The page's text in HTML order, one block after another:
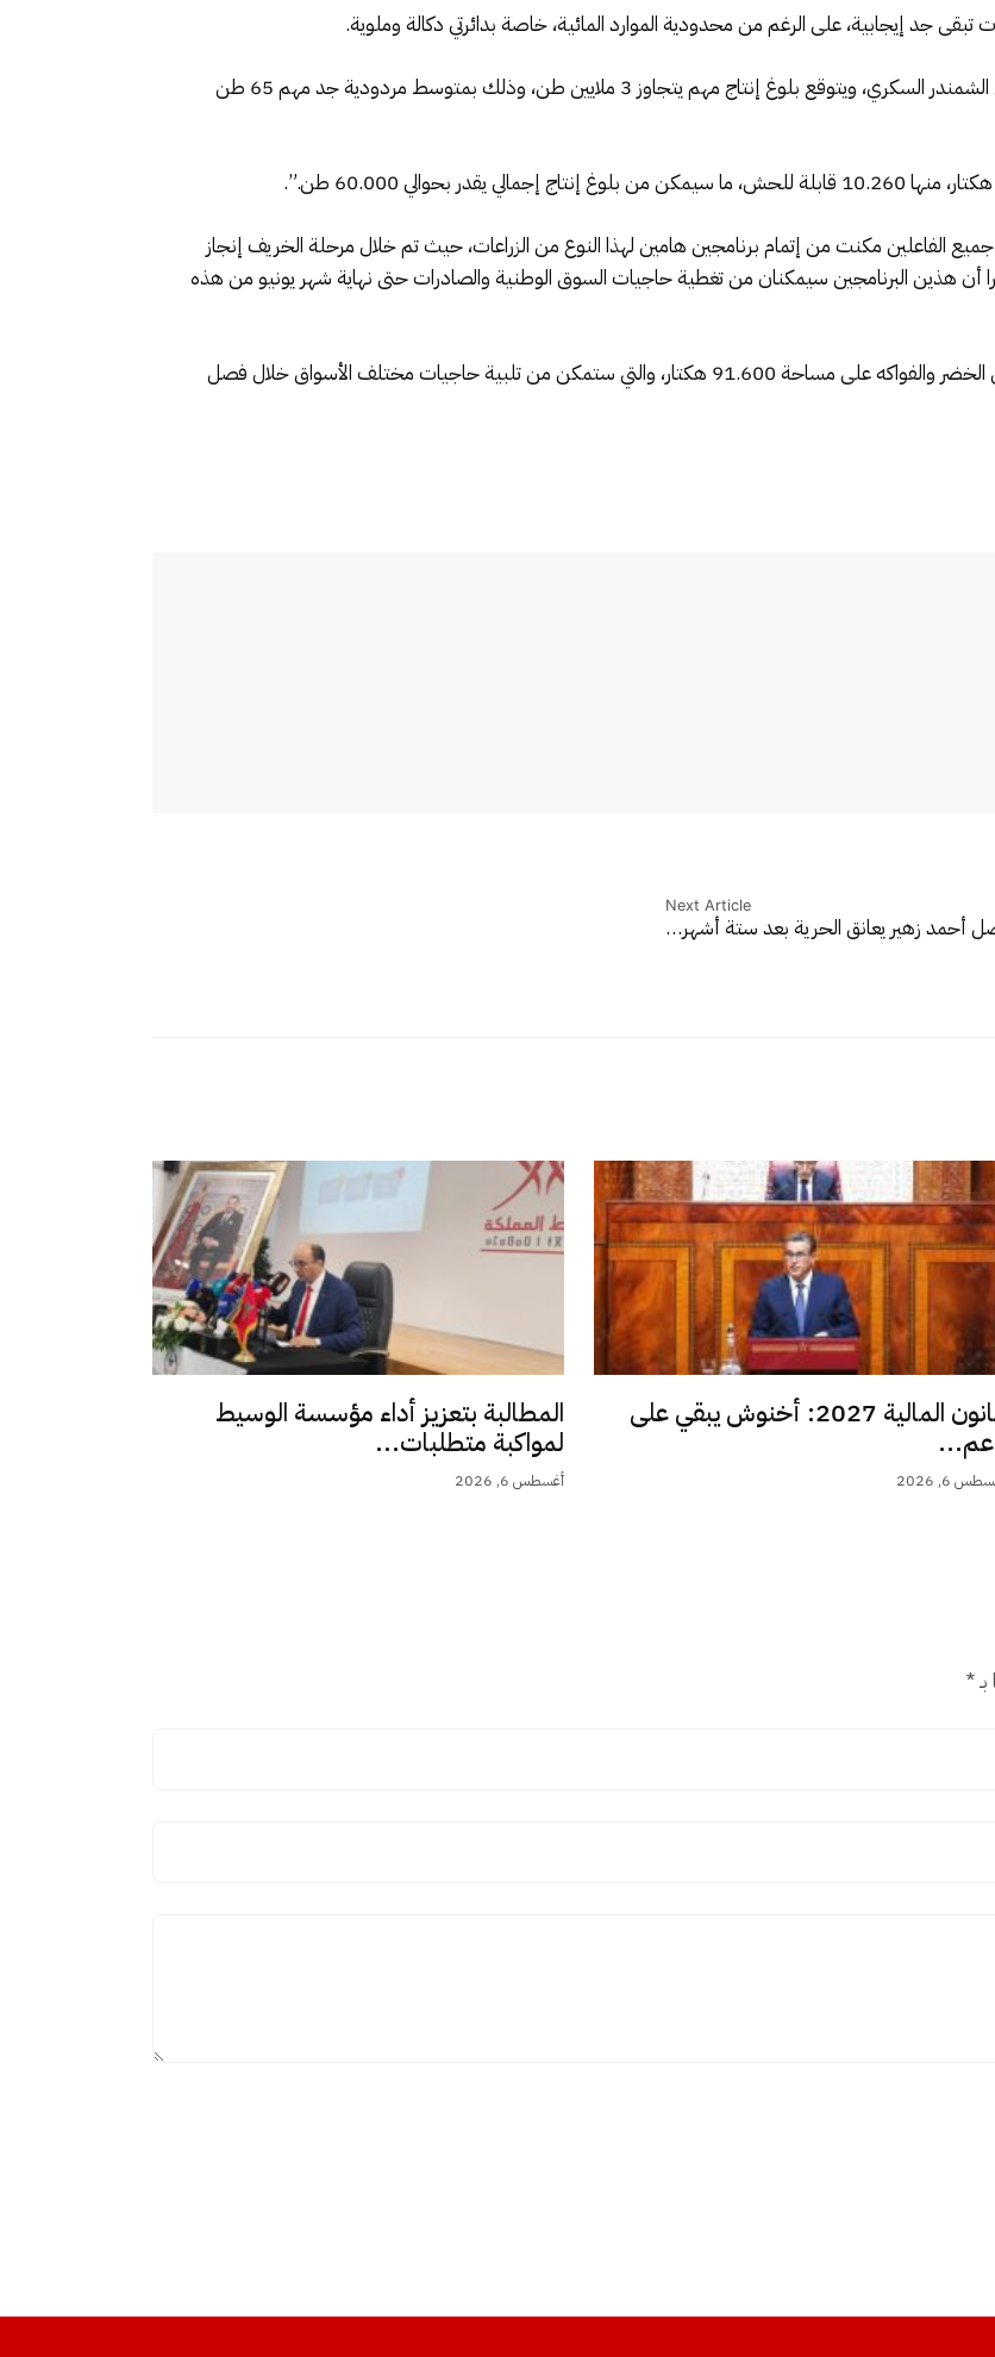
تبقى جد إيجابية، على الرغم من محدودية الموارد المائية، خاصة بدائرتي دكالة وملوية.
وقال “على الرغم من ذلك، تمت زراعة 46.155 هكتار من الشمندر السكري، ويتوقع بلوغ إنتاج مهم يتجاوز 3 ملايين طن، وذلك بمتوسط مردودية جد مهم 65 طن
الفاعلين مكنت من إتمام برنامجين هامين لهذا النوع من الزراعات، حيث تم خلال مرحلة الخريف إنجاز
الشتاء إنجاز 61.470 هكتار، معتبرا أن هذين البرنامجين سيمكنان من تغطية حاجيات السوق الوطنية والصادرات حتى نهاية شهر يونيو من هذه
وأضاف أنه يتم حاليا استكمال برنامج الزراعات الربيعية من الخضر والفواكه على مساحة 91.600 هكتار، والتي ستمكن من تلبية حاجيات مختلف الأسواق خلال فصل
Next Article
أحمد زهير يعانق الحرية بعد ستة أشهر…
قانون المالية 2027: أخنوش يبقي على
6, 2026
المطالبة بتعزيز أداء مؤسسة الوسيط
لمواكبة متطلبات...
أغسطس 6, 2026
بـ*